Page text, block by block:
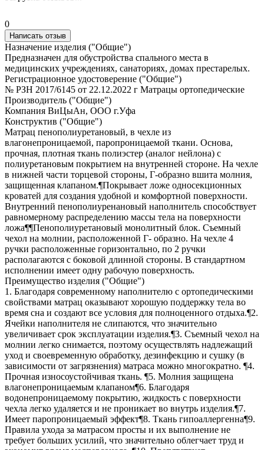
0
Написать отзыв
Назначение изделия ("Общие")
Предназначен для обустройства спального места в
медицинских учреждениях, санаториях, домах престарелых.
Регистрационное удостоверение ("Общие")
№ РЗН 2017/6145 от 22.12.2022 г Матрацы ортопедические
Производитель ("Общие")
Компания ВиЦыАн, ООО г.Уфа
Конструктив ("Общие")
Матрац пенополиуретановый, в чехле из
влагонепроницаемой, паропроницаемой ткани. Основа,
прочная, плотная ткань полиэстер (аналог нейлона) с
полиуретановым покрытием на внутренней стороне. На чехле
в нижней части торцевой стороны, Г-образно вшита молния,
защищенная клапаном.¶Покрывает ложе односекционных
кроватей для создания удобной и комфортной поверхности.
Внутренний пенополиуренановый наполнитель способствует
равномерному распределению массы тела на поверхности
ложа¶¶Пенополиуретановый монолитный блок. Съемный
чехол на молнии, расположенной Г- образно. На чехле 4
ручки расположенные горизонтально, по 2 ручки
располагаются с боковой длинной стороны. В стандартном
исполнении имеет одну рабочую поверхность.
Преимущество изделия ("Общие")
1. Благодаря современному наполнителю с ортопедическими
свойствами матрац оказывают хорошую поддержку тела во
время сна и создают все условия для полноценного отдыха.¶2.
Ячейки наполнителя не слипаются, что значительно
увеличивает срок эксплуатации изделия.¶3. Съемный чехол на
молнии легко снимается, поэтому осуществлять надлежащий
уход и своевременную обработку, дезинфекцию и сушку (в
зависимости от загрязнения) матраса можно многократно. ¶4.
Прочная износоустойчивая ткань. ¶5. Молния защищена
влагонепроницаемым клапаном¶6. Благодаря
водонепроницаемому покрытию, жидкость с поверхности
чехла легко удаляется и не проникает во внутрь изделия.¶7.
Имеет паропроницаемый эффект¶8. Ткань гипоаллергенна¶9.
Правила ухода за матрасом просты и их выполнение не
требует больших усилий, что значительно облегчает труд и